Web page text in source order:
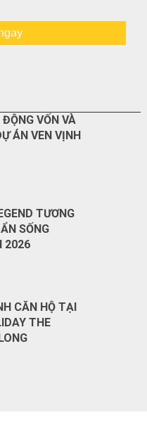
VỐN VÀ
ÁN VEN VỊNH
TƯƠNG
SỐNG
2026
CĂN HỘ TẠI
THE